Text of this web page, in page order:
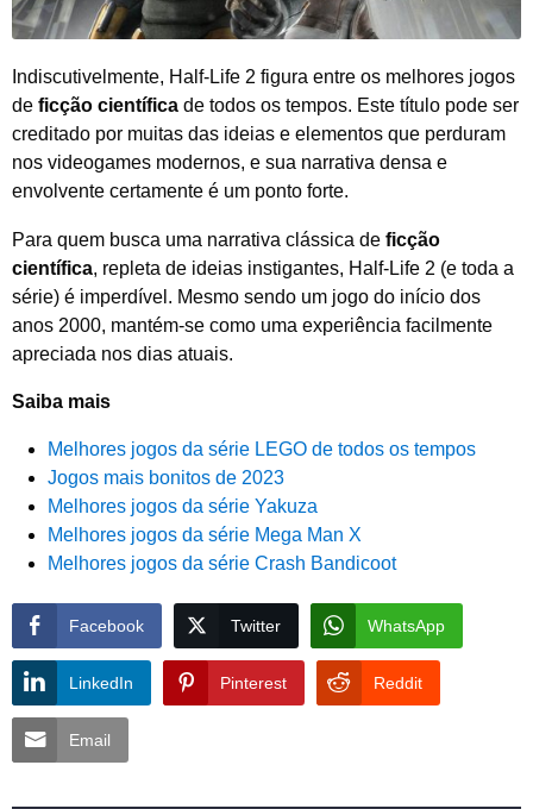
Indiscutivelmente, Half-Life 2 figura entre os melhores jogos
de ficção científica de todos os tempos. Este título pode ser
creditado por muitas das ideias e elementos que perduram
nos videogames modernos, e sua narrativa densa e
envolvente certamente é um ponto forte.
Para quem busca uma narrativa clássica de ficção
científica, repleta de ideias instigantes, Half-Life 2 (e toda a
série) é imperdível. Mesmo sendo um jogo do início dos
anos 2000, mantém-se como uma experiência facilmente
apreciada nos dias atuais.
Saiba mais
Melhores jogos da série LEGO de todos os tempos
Jogos mais bonitos de 2023
Melhores jogos da série Yakuza
Melhores jogos da série Mega Man X
Melhores jogos da série Crash Bandicoot
Facebook Twitter WhatsApp
LinkedIn Pinterest Reddit
Email